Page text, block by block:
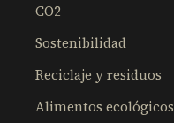
CO2
Sostenibilidad
Reciclaje y residuos
Alimentos ecológicos